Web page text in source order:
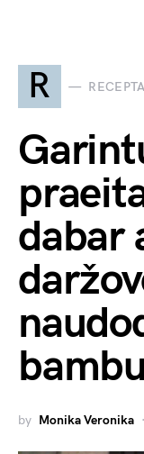
R
dabar
by Monika Veronika